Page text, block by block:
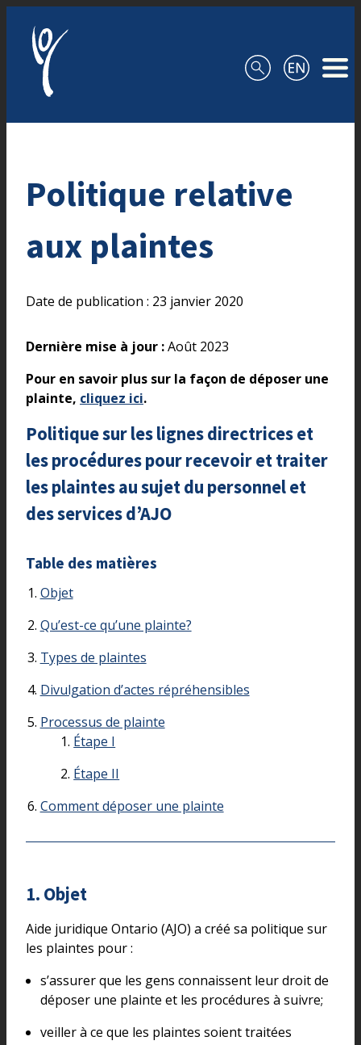
Politique relative
aux plaintes
Date de publication : 23 janvier 2020
Dernière mise à jour :Août 2023
Pour en savoir plus sur la façon de déposer une
plainte, cliquez ici.
Politique sur les lignes directrices et
les procédures pour recevoir et traiter
les plaintes au sujet du personnel et
des services d’AJO
Table des matières
Objet
Qu’est-ce qu’une plainte?
Types de plaintes
Divulgation d’actes répréhensibles
Processus de plainte
Étape I
Étape II
Comment déposer une plainte
1. Objet
Aide juridique Ontario (AJO) a créé sa politique sur
les plaintes pour :
s’assurer que les gens connaissent leur droit de
déposer une plainte et les procédures à suivre;
veiller à ce que les plaintes soient traitées